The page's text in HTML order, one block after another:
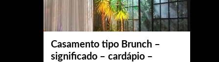
Casamento tipo Brunch –
significado – cardápio –